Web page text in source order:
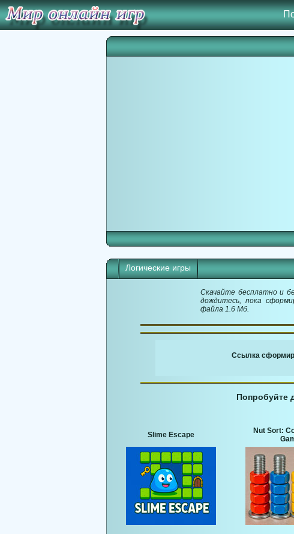
Логические игры
Скачайте бесплатно и
дождитесь, пока
файла 1.6 Мб.
Ссылка
Попробуйте
Slime Escape
Nut Sort: